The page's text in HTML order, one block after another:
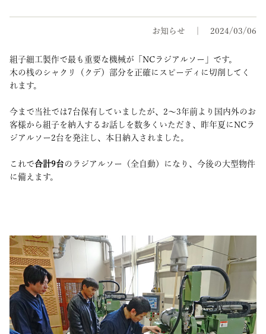
お知らせ 2024/03/06
組子細工製作で最も重要な機械が「NCラジアルソー」です。
木の桟のシャクリ（クデ）部分を正確にスピーディに切削してく
れます。
今まで当社では7台保有していましたが、2～3年前より国内外のお
客様から組子を納入するお話しを数多くいただき、昨年夏にNCラ
ジアルソー2台を発注し、本日納入されました。
これで合計9台のラジアルソー（全自動）になり、今後の大型物件
に備えます。